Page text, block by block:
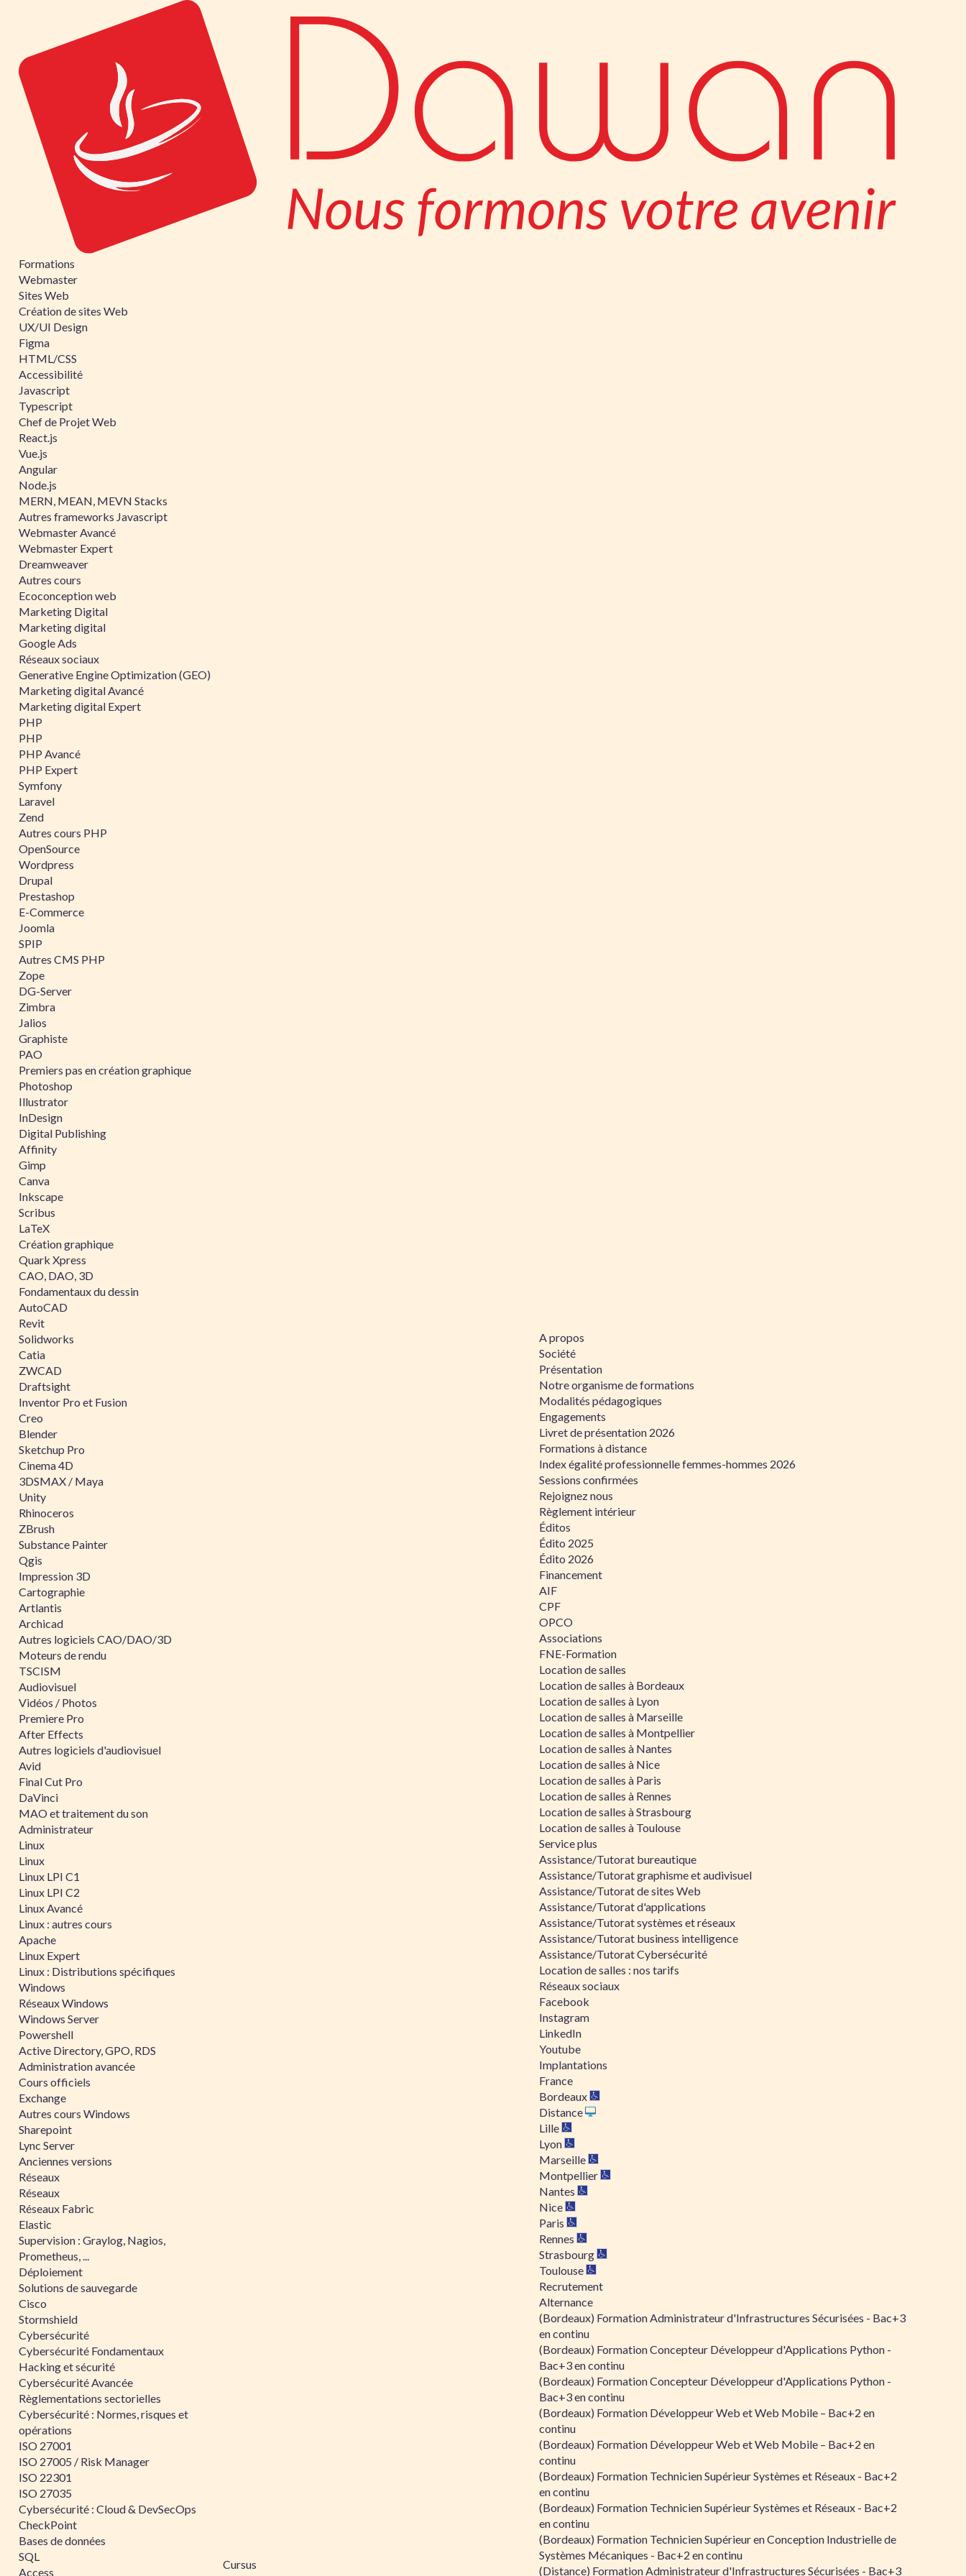
Formations
Webmaster
Sites Web
Création de sites Web
UX/UI Design
Figma
HTML/CSS
Accessibilité
Javascript
Typescript
Chef de Projet Web
React.js
Vue.js
Angular
Node.js
MERN, MEAN, MEVN Stacks
Autres frameworks Javascript
Webmaster Avancé
Webmaster Expert
Dreamweaver
Autres cours
Ecoconception web
Marketing Digital
Marketing digital
Google Ads
Réseaux sociaux
Generative Engine Optimization (GEO)
Marketing digital Avancé
Marketing digital Expert
PHP
PHP
PHP Avancé
PHP Expert
Symfony
Laravel
Zend
Autres cours PHP
OpenSource
Wordpress
Drupal
Prestashop
E-Commerce
Joomla
SPIP
Autres CMS PHP
Zope
DG-Server
Zimbra
Jalios
Graphiste
PAO
Premiers pas en création graphique
Photoshop
Illustrator
InDesign
Digital Publishing
Affinity
Gimp
Canva
Inkscape
Scribus
LaTeX
Création graphique
Quark Xpress
CAO, DAO, 3D
Fondamentaux du dessin
AutoCAD
Revit
Solidworks
Catia
ZWCAD
Draftsight
Inventor Pro et Fusion
Creo
Blender
Sketchup Pro
Cinema 4D
3DSMAX / Maya
Unity
Rhinoceros
ZBrush
Substance Painter
Qgis
Impression 3D
Cartographie
Artlantis
Archicad
Autres logiciels CAO/DAO/3D
Moteurs de rendu
TSCISM
Audiovisuel
Vidéos / Photos
Premiere Pro
After Effects
Autres logiciels d'audiovisuel
Avid
Final Cut Pro
DaVinci
MAO et traitement du son
Administrateur
Linux
Linux
Linux LPI C1
Linux LPI C2
Linux Avancé
Linux : autres cours
Apache
Linux Expert
Linux : Distributions spécifiques
Windows
Réseaux Windows
Windows Server
Powershell
Active Directory, GPO, RDS
Administration avancée
Cours officiels
Exchange
Autres cours Windows
Sharepoint
Lync Server
Anciennes versions
Réseaux
Réseaux
Réseaux Fabric
Elastic
Supervision : Graylog, Nagios,
Prometheus, ...
Déploiement
Solutions de sauvegarde
Cisco
Stormshield
Cybersécurité
Cybersécurité Fondamentaux
Hacking et sécurité
Cybersécurité Avancée
Règlementations sectorielles
Cybersécurité : Normes, risques et
opérations
ISO 27001
ISO 27005 / Risk Manager
ISO 22301
ISO 27035
Cybersécurité : Cloud & DevSecOps
CheckPoint
Bases de données
SQL
Access
Cursus
A propos
Société
Présentation
Notre organisme de formations
Modalités pédagogiques
Engagements
Livret de présentation 2026
Formations à distance
Index égalité professionnelle femmes-hommes 2026
Sessions confirmées
Rejoignez nous
Règlement intérieur
Éditos
Édito 2025
Édito 2026
Financement
AIF
CPF
OPCO
Associations
FNE-Formation
Location de salles
Location de salles à Bordeaux
Location de salles à Lyon
Location de salles à Marseille
Location de salles à Montpellier
Location de salles à Nantes
Location de salles à Nice
Location de salles à Paris
Location de salles à Rennes
Location de salles à Strasbourg
Location de salles à Toulouse
Service plus
Assistance/Tutorat bureautique
Assistance/Tutorat graphisme et audivisuel
Assistance/Tutorat de sites Web
Assistance/Tutorat d'applications
Assistance/Tutorat systèmes et réseaux
Assistance/Tutorat business intelligence
Assistance/Tutorat Cybersécurité
Location de salles : nos tarifs
Réseaux sociaux
Facebook
Instagram
LinkedIn
Youtube
Implantations
France
Bordeaux
Distance
Lille
Lyon
Marseille
Montpellier
Nantes
Nice
Paris
Rennes
Strasbourg
Toulouse
Recrutement
Alternance
(Bordeaux) Formation Administrateur d'Infrastructures Sécurisées - Bac+3
en continu
(Bordeaux) Formation Concepteur Développeur d'Applications Python -
Bac+3 en continu
(Bordeaux) Formation Concepteur Développeur d'Applications Python -
Bac+3 en continu
(Bordeaux) Formation Développeur Web et Web Mobile – Bac+2 en
continu
(Bordeaux) Formation Développeur Web et Web Mobile – Bac+2 en
continu
(Bordeaux) Formation Technicien Supérieur Systèmes et Réseaux - Bac+2
en continu
(Bordeaux) Formation Technicien Supérieur Systèmes et Réseaux - Bac+2
en continu
(Bordeaux) Formation Technicien Supérieur en Conception Industrielle de
Systèmes Mécaniques - Bac+2 en continu
(Distance) Formation Administrateur d'Infrastructures Sécurisées - Bac+3